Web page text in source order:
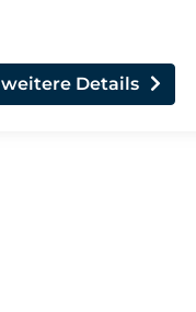
weitere Details